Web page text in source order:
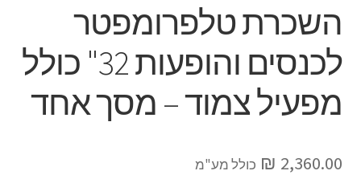
השכרת טלפרומפטר
לכנסים והופעות 32" כולל
מפעיל צמוד – מסך אחד
₪ 2,360.00 כולל מע"מ